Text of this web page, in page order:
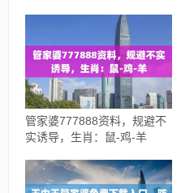
管家婆777888资料，规避不
实诱导，生肖：鼠-鸡-羊